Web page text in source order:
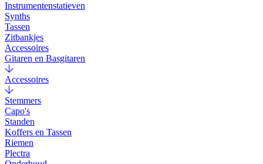
Instrumentenstatieven
Synths
Tassen
Zitbankjes
Accessoires
Gitaren en Basgitaren
Accessoires
Stemmers
Capo's
Standen
Koffers en Tassen
Riemen
Plectra